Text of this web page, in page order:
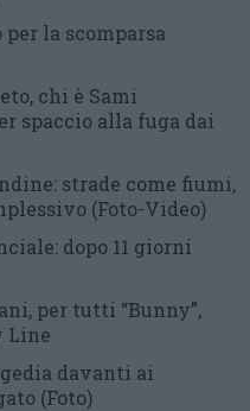
la scomparsa
chi è Sami
spaccio alla fuga dai
strade come fiumi,
(Foto-Video)
dopo 11 giorni
per tutti “Bunny”,
Line
davanti ai
(Foto)